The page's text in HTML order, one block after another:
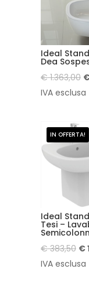
Ideal
Dea
€1.363,00 Il
€
IVA esclusa
IN OFFERTA!
Ideal
Tesi –
€383,50 Il€
IVA esclusa